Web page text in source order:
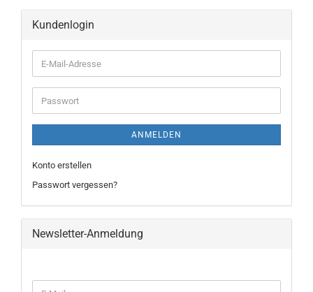
Kundenlogin
ANMELDEN
Konto erstellen
Passwort vergessen?
Newsletter-Anmeldung